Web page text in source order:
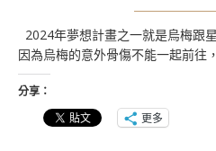
2024年夢想計畫之一就是烏梅跟
因為烏梅的意外骨傷不能一起前往
分享：
更多